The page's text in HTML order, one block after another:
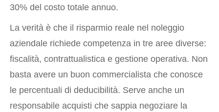
30% del costo totale annuo.
La verità è che il risparmio reale nel noleggio
aziendale richiede competenza in tre aree diverse:
fiscalità, contrattualistica e gestione operativa. Non
basta avere un buon commercialista che conosce
le percentuali di deducibilità. Serve anche un
responsabile acquisti che sappia negoziare la